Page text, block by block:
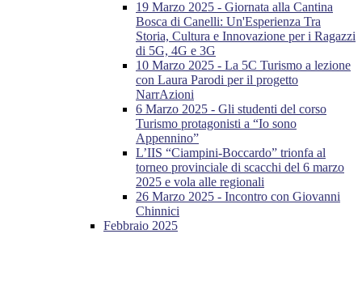
19 Marzo 2025 - Giornata alla Cantina
Bosca di Canelli: Un'Esperienza Tra
Storia, Cultura e Innovazione per i Ragazzi
di 5G, 4G e 3G
10 Marzo 2025 - La 5C Turismo a lezione
con Laura Parodi per il progetto
NarrAzioni
6 Marzo 2025 - Gli studenti del corso
Turismo protagonisti a “Io sono
Appennino”
L’IIS “Ciampini-Boccardo” trionfa al
torneo provinciale di scacchi del 6 marzo
2025 e vola alle regionali
26 Marzo 2025 - Incontro con Giovanni
Chinnici
Febbraio 2025